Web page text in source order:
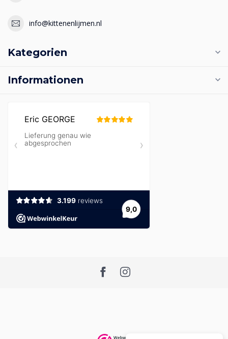
info@kittenenlijmen.nl
Kategorien
Informationen